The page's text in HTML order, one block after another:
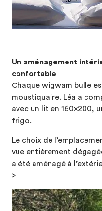
Un aménagement
confortable
Chaque wigwam bulle
moustiquaire. Léa a
avec un lit en 160×200,
frigo.
Le choix de
vue entièrement
a été aménagé à
>